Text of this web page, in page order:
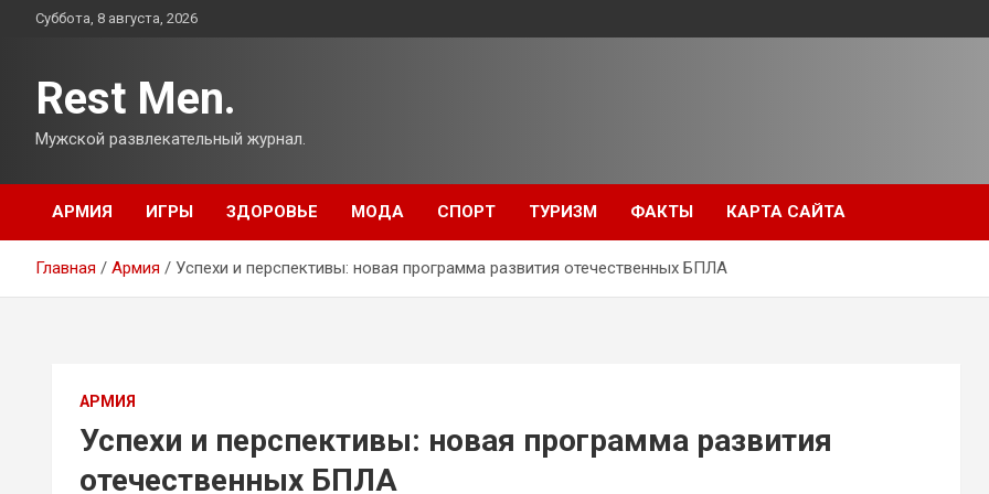
ПерейтиСуббота, 8 августа, 2026
Rest Men.
Мужской развлекательный журнал.
АРМИЯ ИГРЫ ЗДОРОВЬЕ МОДА СПОРТ ТУРИЗМ ФАКТЫ КАРТА САЙТА
Главная Армия Успехи и перспективы: новая программа развития отечественных БПЛА
АРМИЯ
Успехи и перспективы: новая программа развития
отечественных БПЛА